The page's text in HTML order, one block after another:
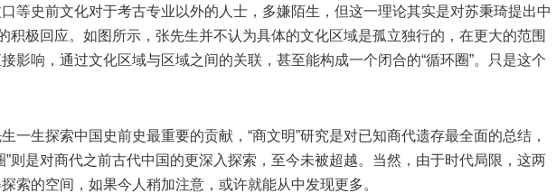
等史前文化对于考古专业以外的人士，多嫌陌生，但这一理论其实是对苏秉琦提出中
积极回应。如图所示，张先生并不认为具体的文化区域是孤立独行的，在更大的范围
影响，通过文化区域与区域之间的关联，甚至能构成一个闭合的“循环圈”。只是这个
一生探索中国史前史最重要的贡献，“商文明”研究是对已知商代遗存最全面的总结，
”则是对商代之前古代中国的更深入探索，至今未被超越。当然，由于时代局限，这两
索的空间，如果今人稍加注意，或许就能从中发现更多。